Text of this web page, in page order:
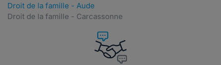
Droit de la famille - Aude
Droit de la famille - Carcassonne